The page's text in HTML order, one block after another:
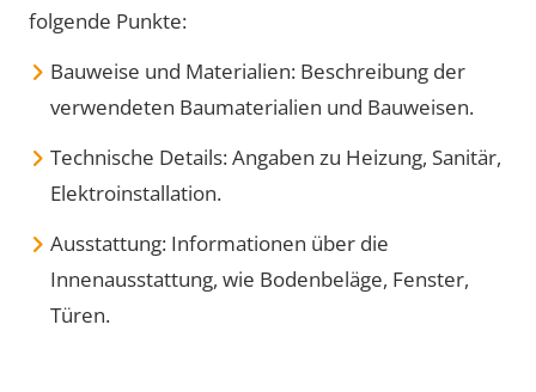
folgende Punkte:
Bauweise und Materialien: Beschreibung der
verwendeten Baumaterialien und Bauweisen.
Technische Details: Angaben zu Heizung, Sanitär,
Elektroinstallation.
Ausstattung: Informationen über die
Innenausstattung, wie Bodenbeläge, Fenster,
Türen.